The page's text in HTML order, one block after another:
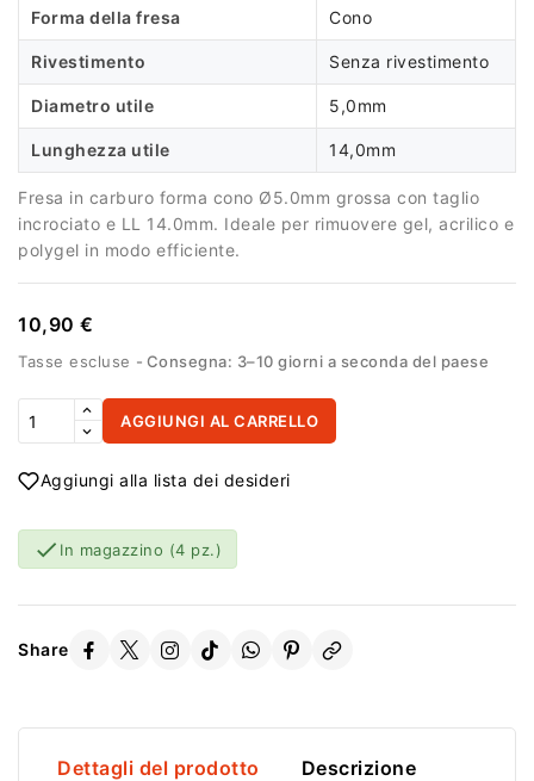
Forma della fresa Cono
Rivestimento Senza rivestimento
Diametro utile 5,0mm
Lunghezza utile 14,0mm
Fresa in carburo forma cono Ø5.0mm grossa con taglio
incrociato e LL 14.0mm. Ideale per rimuovere gel, acrilico e
polygel in modo efficiente.
10,90 €
Tasse escluse Consegna: 3–10 giorni a seconda del paese
AGGIUNGI AL CARRELLO
Aggiungi alla lista dei desideri
 In magazzino (4 pz.)
Share
Dettagli del prodotto Descrizione